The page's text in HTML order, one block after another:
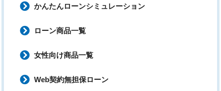
かんたんローンシミュレーション
ローン商品一覧
女性向け商品一覧
Web契約無担保ローン